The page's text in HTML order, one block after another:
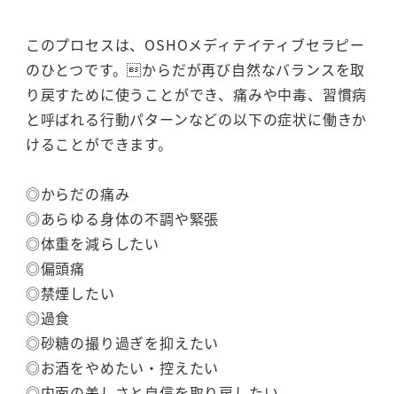
このプロセスは、OSHOメディテイティブセラピー
のひとつです。からだが再び自然なバランスを取
り戻すために使うことができ、痛みや中毒、習慣病
と呼ばれる行動パターンなどの以下の症状に働きか
けることができます。
◎からだの痛み
◎あらゆる身体の不調や緊張
◎体重を減らしたい
◎偏頭痛
◎禁煙したい
◎過食
◎砂糖の撮り過ぎを抑えたい
◎お酒をやめたい・控えたい